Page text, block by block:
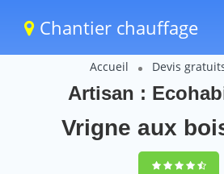
Chantier chauffage
Accueil Devis
Artisan :
Vrigne aux